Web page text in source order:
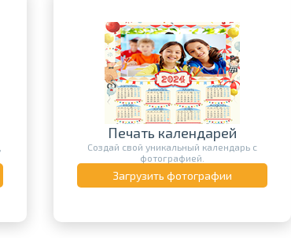
Печать календарей
Создай свой уникальный календарь с
фотографией.
Загрузить фотографии